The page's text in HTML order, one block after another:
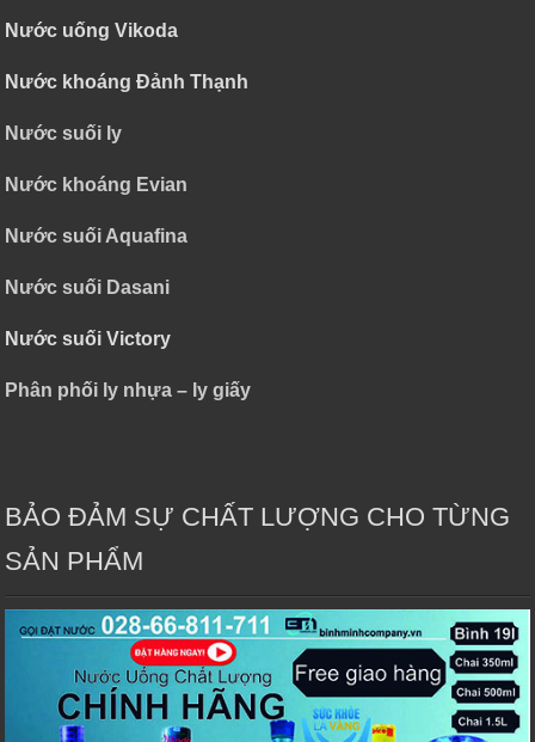
Nước uống Vikoda
Nước khoáng Đảnh Thạnh
Nước suối ly
Nước khoáng Evian
Nước suối Aquafina
Nước suối Dasani
Nước suối Victory
Phân phối ly nhựa – ly giấy
BẢO ĐẢM SỰ CHẤT LƯỢNG CHO TỪNG
SẢN PHẨM